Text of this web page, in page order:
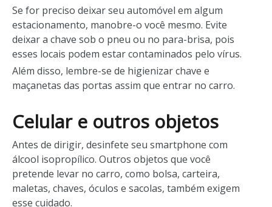
Se for preciso deixar seu automóvel em algum
estacionamento, manobre-o você mesmo. Evite
deixar a chave sob o pneu ou no para-brisa, pois
esses locais podem estar contaminados pelo vírus.
Além disso, lembre-se de higienizar chave e
maçanetas das portas assim que entrar no carro.
Celular e outros objetos
Antes de dirigir, desinfete seu smartphone com
álcool isopropílico. Outros objetos que você
pretende levar no carro, como bolsa, carteira,
maletas, chaves, óculos e sacolas, também exigem
esse cuidado.